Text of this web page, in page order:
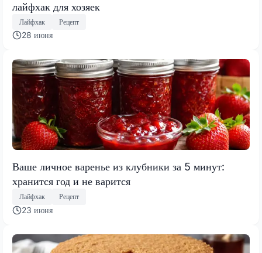
лайфхак для хозяек
Лайфхак Рецепт
28 июня
Ваше личное варенье из клубники за 5 минут:
хранится год и не варится
Лайфхак Рецепт
23 июня